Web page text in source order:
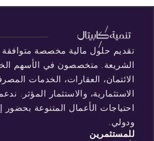
تقديم حلول مالية مخصصة متوافقة
الشريعة. متخصصون في الأسهم
الائتمان، العقارات، الخدمات
الاستثمارية، والاستثمار المؤثر.
احتياجات الأعمال المتنوعة بحضور
ودولي.
للمستثمرين